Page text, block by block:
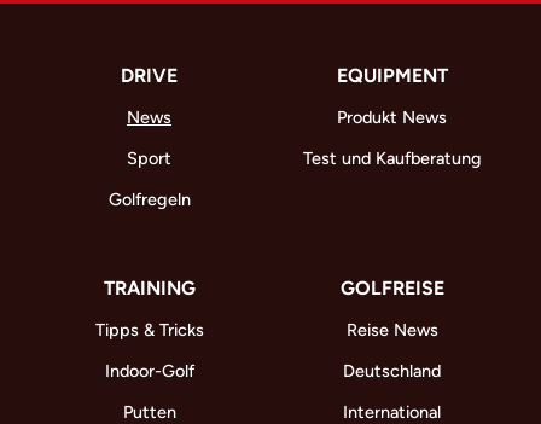
DRIVE
News
Sport
Golfregeln
EQUIPMENT
Produkt News
Test und Kaufberatung
TRAINING
Tipps & Tricks
Indoor-Golf
Putten
GOLFREISE
Reise News
Deutschland
International